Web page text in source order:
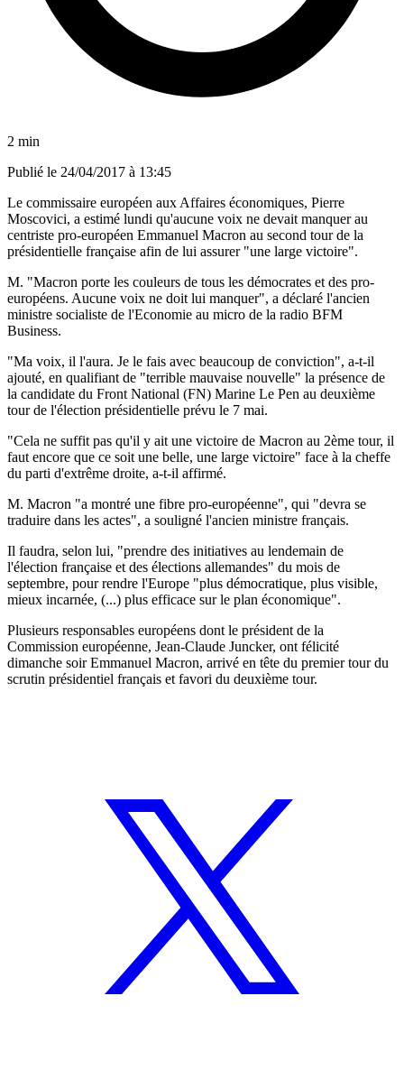
2 min
Publié le 24/04/2017 à 13:45
Le commissaire européen aux Affaires économiques, Pierre
Moscovici, a estimé lundi qu'aucune voix ne devait manquer au
centriste pro-européen Emmanuel Macron au second tour de la
présidentielle française afin de lui assurer "une large victoire".
M. "Macron porte les couleurs de tous les démocrates et des pro-
européens. Aucune voix ne doit lui manquer", a déclaré l'ancien
ministre socialiste de l'Economie au micro de la radio BFM
Business.
"Ma voix, il l'aura. Je le fais avec beaucoup de conviction", a-t-il
ajouté, en qualifiant de "terrible mauvaise nouvelle" la présence de
la candidate du Front National (FN) Marine Le Pen au deuxième
tour de l'élection présidentielle prévu le 7 mai.
"Cela ne suffit pas qu'il y ait une victoire de Macron au 2ème tour, il
faut encore que ce soit une belle, une large victoire" face à la cheffe
du parti d'extrême droite, a-t-il affirmé.
M. Macron "a montré une fibre pro-européenne", qui "devra se
traduire dans les actes", a souligné l'ancien ministre français.
Il faudra, selon lui, "prendre des initiatives au lendemain de
l'élection française et des élections allemandes" du mois de
septembre, pour rendre l'Europe "plus démocratique, plus visible,
mieux incarnée, (...) plus efficace sur le plan économique".
Plusieurs responsables européens dont le président de la
Commission européenne, Jean-Claude Juncker, ont félicité
dimanche soir Emmanuel Macron, arrivé en tête du premier tour du
scrutin présidentiel français et favori du deuxième tour.